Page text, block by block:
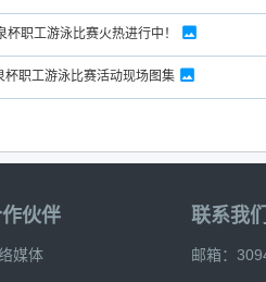
职工游泳比赛火热进行中！
职工游泳比赛活动现场图集
伙伴
媒体
联系我们
邮箱：